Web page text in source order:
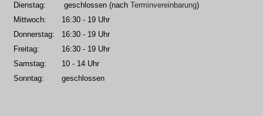
Dienstag:
geschlossen (nach Terminvereinbarung)
Mittwoch:
16:30 - 19 Uhr
Donnerstag:
16:30 - 19 Uhr
Freitag:
16:30 - 19 Uhr
Samstag:
10 - 14 Uhr
Sonntag:
geschlossen